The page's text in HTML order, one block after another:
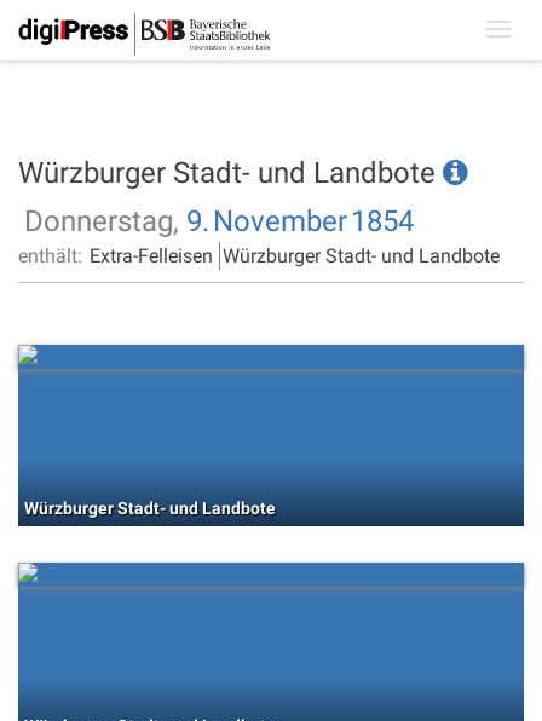
Würzburger Stadt- und Landbote
Donnerstag, 9. November1854
enthält: Extra-Felleisen Würzburger Stadt- und Landbote
Würzburger Stadt- und Landbote